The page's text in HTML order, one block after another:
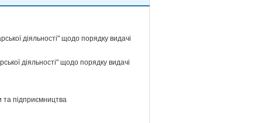
діяльності" щодо порядку видачі
діяльності" щодо порядку видачі
та підприємництва